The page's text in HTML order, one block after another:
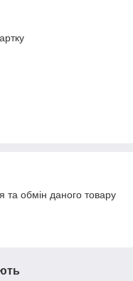
обмін даного товару